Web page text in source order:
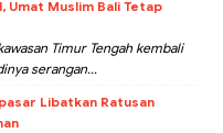
Umat Muslim Bali Tetap
Timur Tengah kembali
serangan...
Libatkan Ratusan